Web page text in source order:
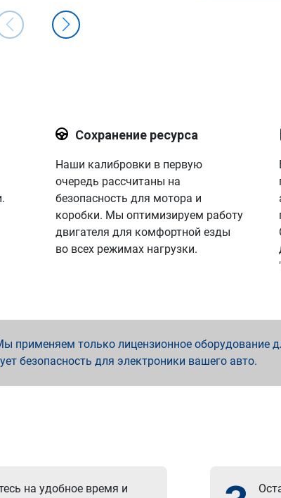
Сохранение ресурса
Наши калибровки в первую
очередь рассчитаны на
безопасность для мотора и
коробки. Мы оптимизируем работу
двигателя для комфортной езды
во всех режимах нагрузки.
только лицензионное оборудование
безопасность для электроники вашего авто.
на удобное время и